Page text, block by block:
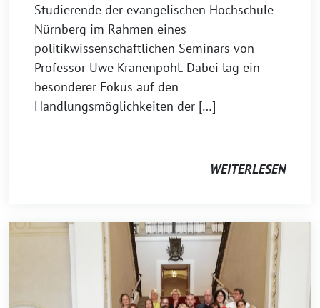
Studierende der evangelischen Hochschule
Nürnberg im Rahmen eines
politikwissenschaftlichen Seminars von
Professor Uwe Kranenpohl. Dabei lag ein
besonderer Fokus auf den
Handlungsmöglichkeiten der […]
WEITERLESEN